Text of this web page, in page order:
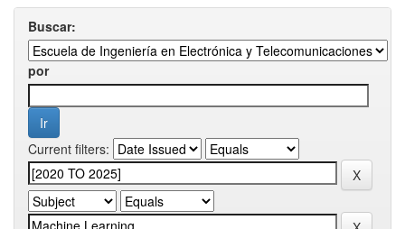
Buscar:
por
Current filters: